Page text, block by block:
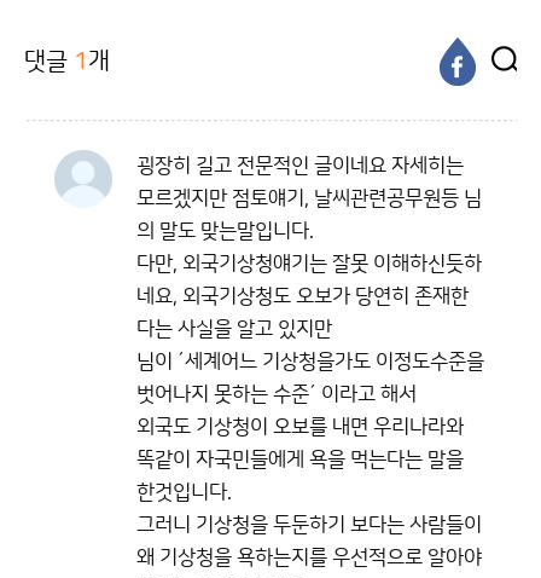
댓글 1 개
굉장히 길고 전문적인 글이네요 자세히는
모르겠지만 점토얘기, 날씨관련공무원등 님
의 말도 맞는말입니다.
다만, 외국기상청얘기는 잘못 이해하신듯하
네요, 외국기상청도 오보가 당연히 존재한
다는 사실을 알고 있지만
님이 ´세계어느 기상청을가도 이정도수준을
벗어나지 못하는 수준´ 이라고 해서
외국도 기상청이 오보를 내면 우리나라와
똑같이 자국민들에게 욕을 먹는다는 말을
한것입니다.
그러니 기상청을 두둔하기 보다는 사람들이
왜 기상청을 욕하는지를 우선적으로 알아야